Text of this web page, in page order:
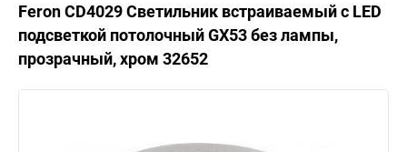
Feron CD4029 Светильник встраиваемый с LED
подсветкой потолочный GX53 без лампы,
прозрачный, хром 32652